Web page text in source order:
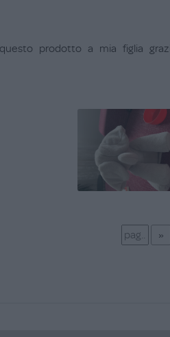
prodotto a mia figlia